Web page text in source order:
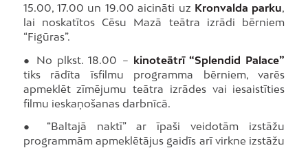
15.00, 17.00 un 19.00 aicināti uz Kronvalda parku,
lai noskatītos Cēsu Mazā teātra izrādi bērniem
“Figūras”.
● No plkst. 18.00 – kinoteātrī “Splendid Palace”
tiks rādīta īsfilmu programma bērniem, varēs
apmeklēt zīmējumu teātra izrādes vai iesaistīties
filmu ieskaņošanas darbnīcā.
● “Baltajā naktī” ar īpaši veidotām izstāžu
programmām apmeklētājus gaidīs arī virkne izstāžu